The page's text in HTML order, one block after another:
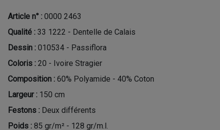
Article n° : 0000 2463
Qualité : 33 1222 - Dentelle de Calais
Dessin : 010534 - Passiflora
Coloris : 20 - Ivoire Stragier
Composition : 60% Polyamide - 40% Coton
Largeur : 150 cm
Festons : Deux différents
Poids : 85 gr/m² - 128 gr/m.l.